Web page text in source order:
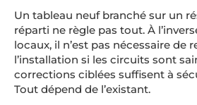
Un tableau neuf branché sur un
réparti ne règle pas tout. À
locaux, il n’est pas nécessaire de
l’installation si les circuits sont
corrections ciblées suffisent à
Tout dépend de l’existant.